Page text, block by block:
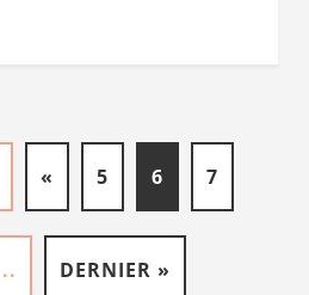
« 5 6 7
DERNIER »